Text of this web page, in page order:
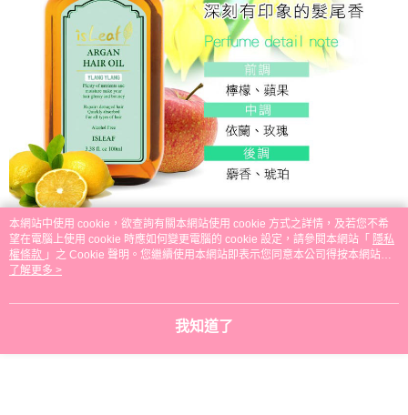
本網站中使用 cookie，欲查詢有關本網站使用 cookie 方式之詳情，及若您不希
望在電腦上使用 cookie 時應如何變更電腦的 cookie 設定，請參閱本網站「 隱私
權條款 」之 Cookie 聲明。您繼續使用本網站即表示您同意本公司得按本網站使
用條款之 Cookie 聲明使用 cookie。
了解更多 >
我知道了